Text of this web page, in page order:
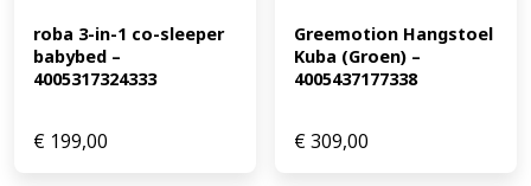
roba 3-in-1 co-sleeper
babybed –
4005317324333
€ 199,00
Greemotion Hangstoel
Kuba (Groen) –
4005437177338
€309,00